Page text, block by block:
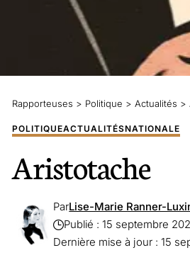
Rapporteuses > Politique > Actualités >
POLITIQUEACTUALITÉSNATIONALE
Aristotache
Dernière mise à jour : 15
ParLise-Marie Ranner-
Publié : 15 septembre